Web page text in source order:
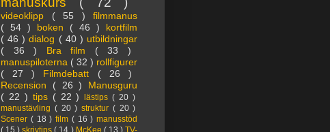
videoklipp ( 55 ) filmmanus
( 54 ) boken ( 46 ) kortfilm
( 46 )dialog ( 40 ) utbildningar
( 36 ) Bra film ( 33 )
manuspiloterna ( 32 ) rollfigurer
( 27 ) Filmdebatt ( 26 )
Recension ( 26 ) Manusguru
( 22 ) tips ( 22 )lästips( 20 )
manustävling ( 20 ) struktur ( 20 )
Scener ( 18 ) film ( 16 ) manusstöd
( 15 )skrivtips( 14 ) McKee ( 13 )TV-